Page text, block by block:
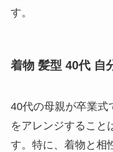
す。
着物 髪型 40代 自
40代の母親が卒業式
をアレンジすること
す。特に、着物と相